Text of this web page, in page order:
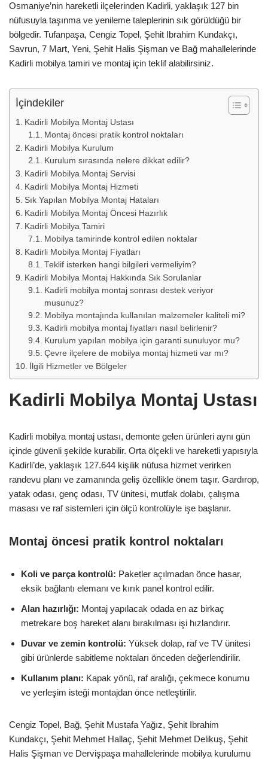
Osmaniye’nin hareketli ilçelerinden Kadirli, yaklaşık 127 bin
nüfusuyla taşınma ve yenileme taleplerinin sık görüldüğü bir
bölgedir. Tufanpaşa, Cengiz Topel, Şehit Ibrahim Kundakçı,
Savrun, 7 Mart, Yeni, Şehit Halis Şişman ve Bağ mahallelerinde
Kadirli mobilya tamiri ve montaj için teklif alabilirsiniz.
İçindekiler
Kadirli Mobilya Montaj Ustası
Montaj öncesi pratik kontrol noktaları
Kadirli Mobilya Kurulum
Kurulum sırasında nelere dikkat edilir?
Kadirli Mobilya Montaj Servisi
Kadirli Mobilya Montaj Hizmeti
Sık Yapılan Mobilya Montaj Hataları
Kadirli Mobilya Montaj Öncesi Hazırlık
Kadirli Mobilya Tamiri
Mobilya tamirinde kontrol edilen noktalar
Kadirli Mobilya Montaj Fiyatları
Teklif isterken hangi bilgileri vermeliyim?
Kadirli Mobilya Montaj Hakkında Sık Sorulanlar
Kadirli mobilya montaj sonrası destek veriyor
musunuz?
Mobilya montajında kullanılan malzemeler kaliteli mi?
Kadirli mobilya montaj fiyatları nasıl belirlenir?
Kurulum yapılan mobilya için garanti sunuluyor mu?
Çevre ilçelere de mobilya montaj hizmeti var mı?
İlgili Hizmetler ve Bölgeler
Kadirli Mobilya Montaj Ustası
Kadirli mobilya montaj ustası, demonte gelen ürünleri aynı gün
içinde güvenli şekilde kurabilir. Orta ölçekli ve hareketli yapısıyla
Kadirli’de, yaklaşık 127.644 kişilik nüfusa hizmet verirken
randevu planı ve zamanında geliş özellikle önem taşır. Gardırop,
yatak odası, genç odası, TV ünitesi, mutfak dolabı, çalışma
masası ve raf sistemleri için ölçü kontrolüyle işe başlanır.
Montaj öncesi pratik kontrol noktaları
Koli ve parça kontrolü: Paketler açılmadan önce hasar,
eksik bağlantı elemanı ve kırık panel kontrol edilir.
Alan hazırlığı: Montaj yapılacak odada en az birkaç
metrekare boş hareket alanı bırakılması işi hızlandırır.
Duvar ve zemin kontrolü: Yüksek dolap, raf ve TV ünitesi
gibi ürünlerde sabitleme noktaları önceden değerlendirilir.
Kullanım planı: Kapak yönü, raf aralığı, çekmece konumu
ve yerleşim isteği montajdan önce netleştirilir.
Cengiz Topel, Bağ, Şehit Mustafa Yağız, Şehit Ibrahim
Kundakçı, Şehit Mehmet Hallaç, Şehit Mehmet Delikuş, Şehit
Halis Şişman ve Dervişpaşa mahallelerinde mobilya kurulumu